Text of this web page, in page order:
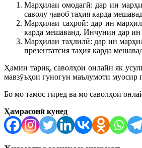
Марҳилаи омодагӣ: дар ин
саволу ҷавоб таҳия карда
Марҳилаи саҳроӣ: дар ин
карда мешаванд. Инчунин дар ин
Марҳилаи таҳлилӣ: дар ин
презентатсия таҳия карда
Ҳамин тариқ, саволҳои онлайн як
мавзӯъҳои гуногун маълумоти муосир
Бо мо тамос гиред ва мо саволҳои
Ҳамрасонӣ кунед